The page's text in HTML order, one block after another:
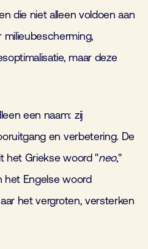
die niet alleen voldoen aan
maar deze
een naam: zij
en verbetering. De
het Griekse woord "neo,"
het Engelse woord
het vergroten, versterken